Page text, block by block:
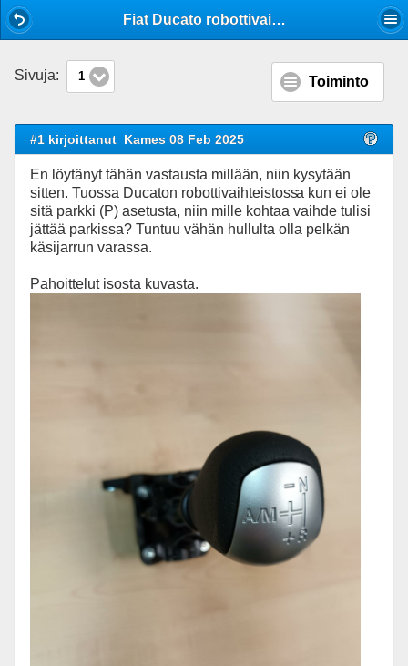
Fiat Ducato robottivaihteisto
Sivuja: 1 Toiminto
#1 kirjoittanut Kames 08 Feb 2025
En löytänyt tähän vastausta millään, niin kysytään
sitten. Tuossa Ducaton robottivaihteistossa kun ei ole
sitä parkki (P) asetusta, niin mille kohtaa vaihde tulisi
jättää parkissa? Tuntuu vähän hullulta olla pelkän
käsijarrun varassa.
Pahoittelut isosta kuvasta.